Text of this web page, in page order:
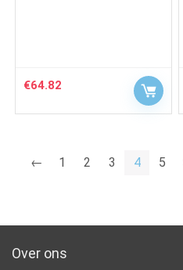
€64.82
← 1 2 3 4 5
Over ons